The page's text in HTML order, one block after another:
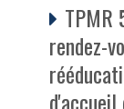
TPMR
rendez-